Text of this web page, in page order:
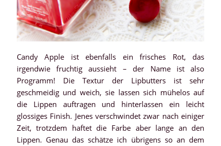
Candy Apple ist ebenfalls ein frisches Rot, das
irgendwie fruchtig aussieht – der Name ist also
Programm! Die Textur der Lipbutters ist sehr
geschmeidig und weich, sie lassen sich mühelos auf
die Lippen auftragen und hinterlassen ein leicht
glossiges Finish. Jenes verschwindet zwar nach einiger
Zeit, trotzdem haftet die Farbe aber lange an den
Lippen. Genau das schätze ich übrigens so an dem